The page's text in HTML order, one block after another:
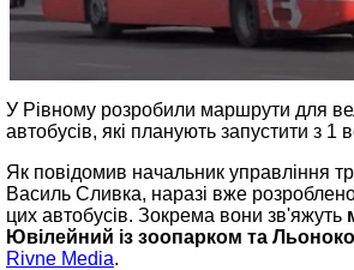
У Рівному розробили маршрути для
автобусів, які планують запустити з 1
Як повідомив начальник управління
Василь Сливка, наразі вже
цих автобусів. Зокрема вони зв'яжуть
Ювілейний із зоопарком та
Rivne Media.